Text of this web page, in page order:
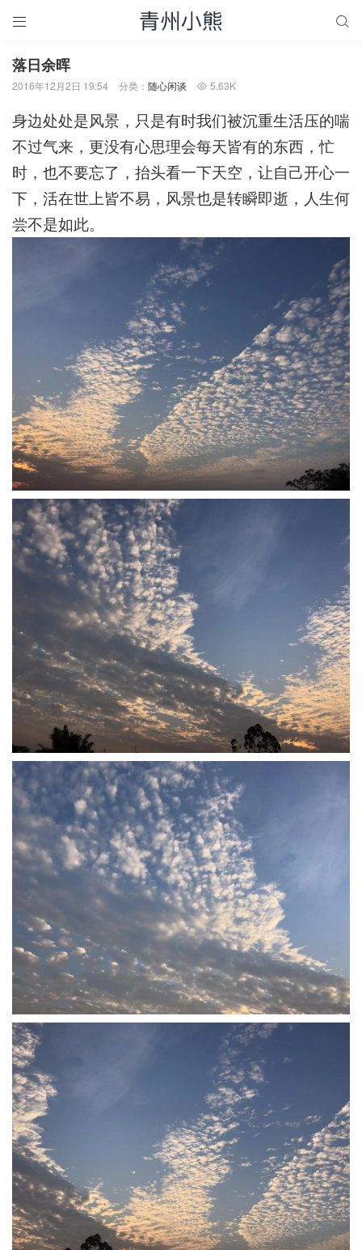
 
落日余晖
2016年12月2日 19:54 分类： 随心闲谈  5.63K
身边处处是风景，只是有时我们被沉重生活压的喘
不过气来，更没有心思理会每天皆有的东西，忙
时，也不要忘了，抬头看一下天空，让自己开心一
下，活在世上皆不易，风景也是转瞬即逝，人生何
尝不是如此。